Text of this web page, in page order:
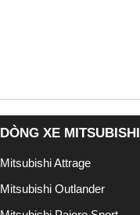
DÒNG XE MITSUBISHI
Mitsubishi Attrage
Mitsubishi Outlander